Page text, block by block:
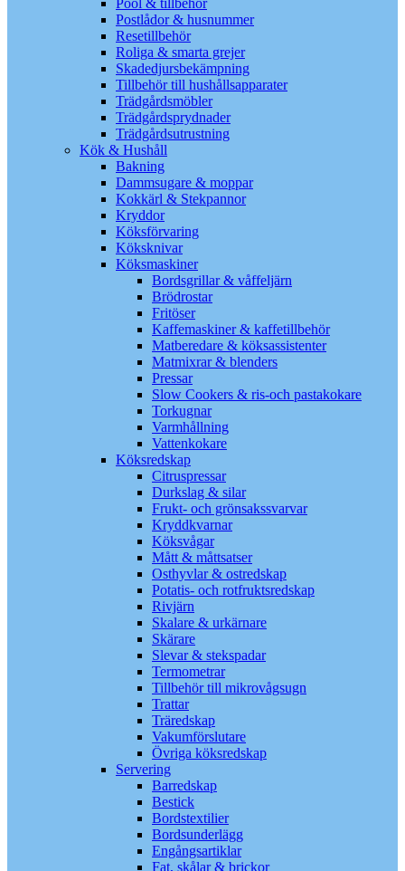
Pool & tillbehör
Postlådor & husnummer
Resetillbehör
Roliga & smarta grejer
Skadedjursbekämpning
Tillbehör till hushållsapparater
Trädgårdsmöbler
Trädgårdsprydnader
Trädgårdsutrustning
Kök & Hushåll
Bakning
Dammsugare & moppar
Kokkärl & Stekpannor
Kryddor
Köksförvaring
Köksknivar
Köksmaskiner
Bordsgrillar & våffeljärn
Brödrostar
Fritöser
Kaffemaskiner & kaffetillbehör
Matberedare & köksassistenter
Matmixrar & blenders
Pressar
Slow Cookers & ris-och pastakokare
Torkugnar
Varmhållning
Vattenkokare
Köksredskap
Citruspressar
Durkslag & silar
Frukt- och grönsakssvarvar
Kryddkvarnar
Köksvågar
Mått & måttsatser
Osthyvlar & ostredskap
Potatis- och rotfruktsredskap
Rivjärn
Skalare & urkärnare
Skärare
Slevar & stekspadar
Termometrar
Tillbehör till mikrovågsugn
Trattar
Träredskap
Vakumförslutare
Övriga köksredskap
Servering
Barredskap
Bestick
Bordstextilier
Bordsunderlägg
Engångsartiklar
Fat, skålar & brickor